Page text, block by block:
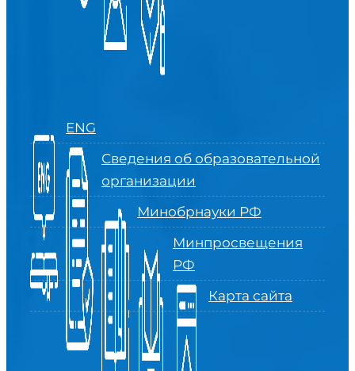
ENG
Сведения об образовательной
организации
Минобрнауки РФ
Минпросвещения
РФ
Карта сайта